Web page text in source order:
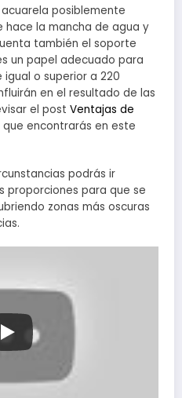
posiblemente
hace la mancha de agua y
también el soporte
un papel adecuado para
o superior a 220
en el resultado de las
el post Ventajas de
que encontrarás en este
podrás ir
proporciones para que se
zonas más oscuras